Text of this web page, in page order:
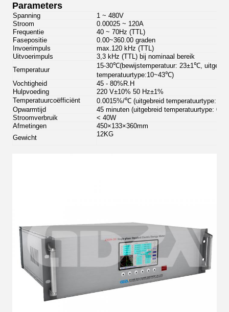
Parameters
Spanning
1 ~ 480V
Stroom
0.00025 ~ 120A
Frequentie
40 ~ 70Hz (TTL)
Fasepositie
0.00~360.00 graden
Invoerimpuls
max.120 kHz (TTL)
Uitvoerimpuls
3,3 kHz (TTL) bij nominaal bereik
Temperatuur
15-30℃(bewijstemperatuur: 23±1℃,
temperatuurtype:10~43℃)
Vochtigheid
45 - 80%R.H
Hulpvoeding
220 V±10% 50 Hz±1%
Temperatuurcoëfficiënt
0.0015%/℃ (uitgebreid temperatuurtype:
Opwarmtijd
45 minuten (uitgebreid temperatuurtype: 0
Stroomverbruik
< 40W
Afmetingen
450×133×360mm
Gewicht
12KG